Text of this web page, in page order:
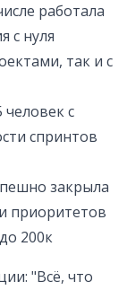
работала
с нуля
так и с
с
спринтов
закрыла
приоритетов
200к
"Всё, что